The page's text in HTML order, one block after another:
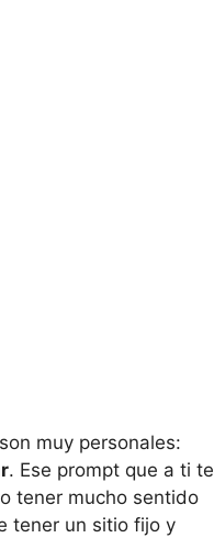
muy personales:
. Ese prompt que a ti te
tener mucho sentido
tener un sitio fijo y